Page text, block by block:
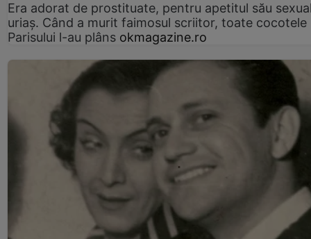
Era adorat de prostituate, pentru apetitul său
uriaș. Când a murit faimosul scriitor, toate cocotele
Parisului l-au plâns okmagazine.ro